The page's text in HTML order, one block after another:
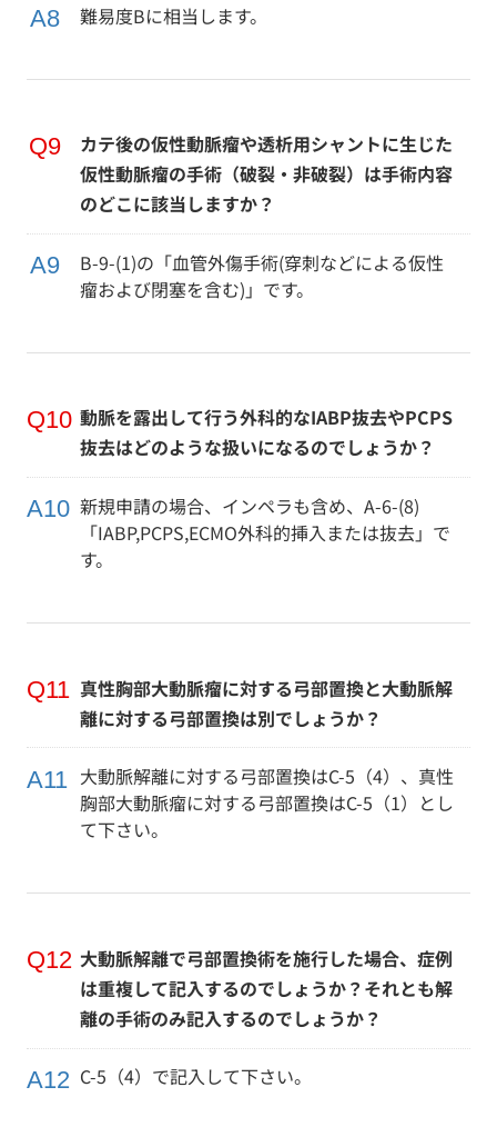
難易度Bに相当します。
カテ後の仮性動脈瘤や透析用シャントに生じた
仮性動脈瘤の手術（破裂・非破裂）は手術内容
のどこに該当しますか？
B-9-(1)の「血管外傷手術(穿刺などによる仮性
瘤および閉塞を含む)」です。
動脈を露出して行う外科的なIABP抜去やPCPS
抜去はどのような扱いになるのでしょうか？
新規申請の場合、インペラも含め、A-6-(8)
「IABP,PCPS,ECMO外科的挿入または抜去」で
す。
真性胸部大動脈瘤に対する弓部置換と大動脈解
離に対する弓部置換は別でしょうか？
大動脈解離に対する弓部置換はC-5（4）、真性
胸部大動脈瘤に対する弓部置換はC-5（1）とし
て下さい。
大動脈解離で弓部置換術を施行した場合、症例
は重複して記入するのでしょうか？それとも解
離の手術のみ記入するのでしょうか？
C-5（4）で記入して下さい。